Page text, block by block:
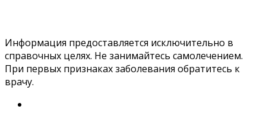
Информация предоставляется исключительно в
справочных целях. Не занимайтесь самолечением.
При первых признаках заболевания обратитесь к
врачу.